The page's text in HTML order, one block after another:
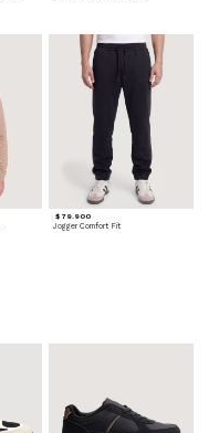
$ 79.900
Jogger Comfort Fit